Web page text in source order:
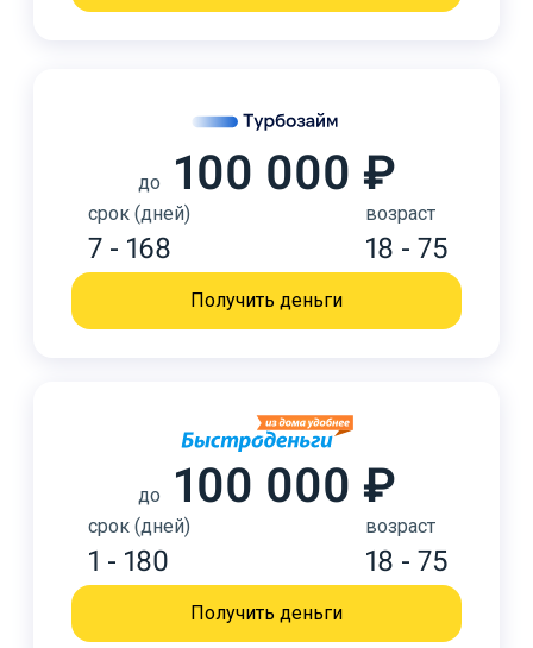
до 100 000 ₽
срок (дней)
7 - 168
возраст
18 - 75
Получить деньги
до 100 000 ₽
срок (дней)
1 - 180
возраст
18 - 75
Получить деньги